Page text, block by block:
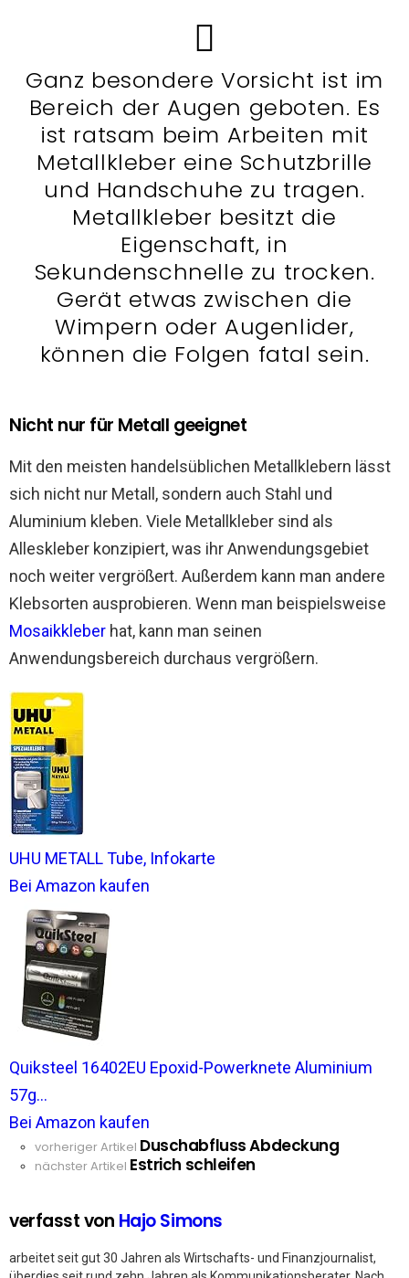
Ganz besondere Vorsicht ist im
Bereich der Augen geboten. Es
ist ratsam beim Arbeiten mit
Metallkleber eine Schutzbrille
und Handschuhe zu tragen.
Metallkleber besitzt die
Eigenschaft, in
Sekundenschnelle zu trocken.
Gerät etwas zwischen die
Wimpern oder Augenlider,
können die Folgen fatal sein.
Nicht nur für Metall geeignet
Mit den meisten handelsüblichen Metallklebern lässt
sich nicht nur Metall, sondern auch Stahl und
Aluminium kleben. Viele Metallkleber sind als
Alleskleber konzipiert, was ihr Anwendungsgebiet
noch weiter vergrößert. Außerdem kann man andere
Klebsorten ausprobieren. Wenn man beispielsweise
Mosaikkleber hat, kann man seinen
Anwendungsbereich durchaus vergrößern.
UHU METALL Tube, Infokarte
Bei Amazon kaufen
Quiksteel 16402EU Epoxid-Powerknete Aluminium
57g...
Bei Amazon kaufen
See
more
vorheriger Artikel Duschabfluss Abdeckung
nächster Artikel Estrich schleifen
verfasst von Hajo Simons
arbeitet seit gut 30 Jahren als Wirtschafts- und Finanzjournalist,